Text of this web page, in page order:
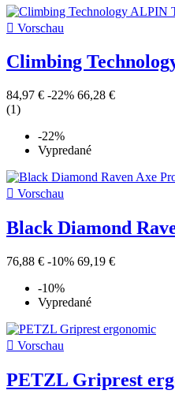
 Vorschau
Climbing
84,97 € -22% 66,28 €
(1)
-22%
Vypredané
 Vorschau
Black Diamond
76,88 € -10% 69,19 €
-10%
Vypredané
 Vorschau
PETZL Griprest